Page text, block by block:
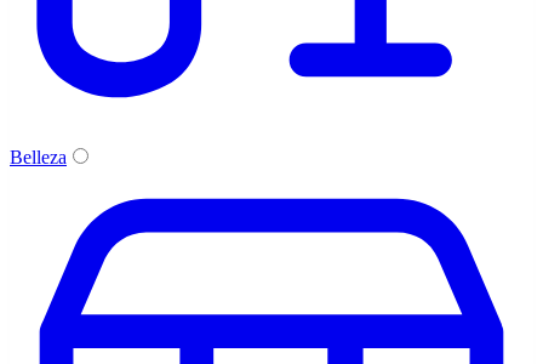
Belleza